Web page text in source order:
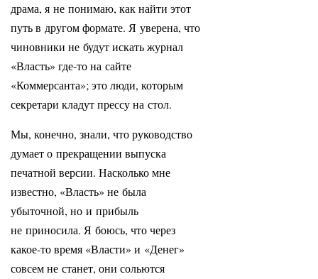
драма, я не понимаю, как найти этот
путь в другом формате. Я уверена, что
чиновники не будут искать журнал
«Власть» где-то на сайте
«Коммерсанта»; это люди, которым
секретари кладут прессу на стол.
Мы, конечно, знали, что руководство
думает о прекращении выпуска
печатной версии. Насколько мне
известно, «Власть» не была
убыточной, но и прибыль
не приносила. Я боюсь, что через
какое-то время «Власти» и «Денег»
совсем не станет, они сольются